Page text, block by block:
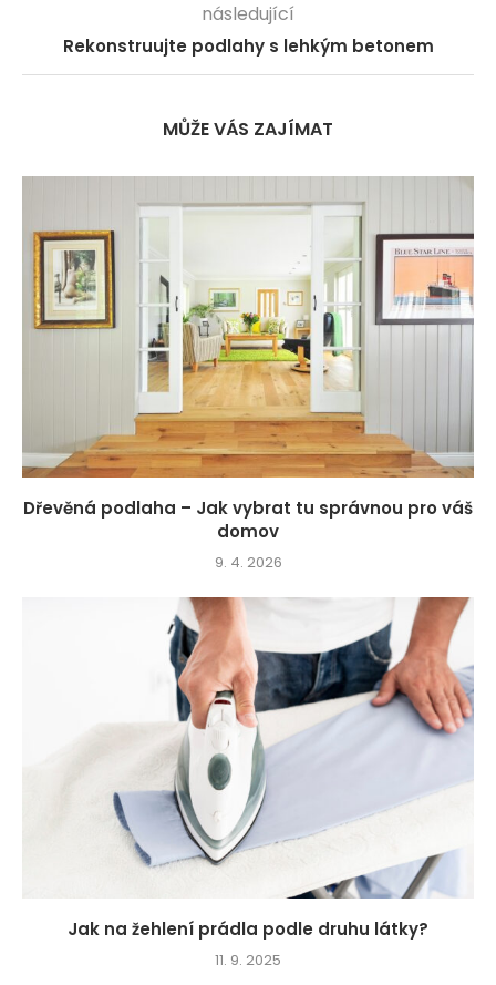
následující
Rekonstruujte podlahy s lehkým betonem
MŮŽE VÁS ZAJÍMAT
Dřevěná podlaha – Jak vybrat tu správnou pro váš
domov
9. 4. 2026
Jak na žehlení prádla podle druhu látky?
11. 9. 2025